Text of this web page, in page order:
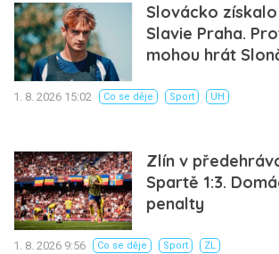
Slovácko
Slavie Praha.
mohou hrát
1. 8. 2026 15:02 Co se děje Sport UH
Zlín v
Spartě 1:3.
penalty
1. 8. 2026 9:56 Co se děje Sport ZL